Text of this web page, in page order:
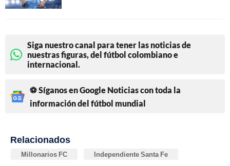
Siga nuestro canal para tener las noticias de
nuestras figuras, del fútbol colombiano e
internacional.
⚽ Síganos en Google Noticias con toda la
información del fútbol mundial
Relacionados
Millonarios FC Independiente Santa Fe